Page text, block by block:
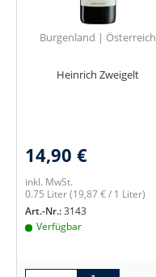
Burgenland | Österreich
Heinrich Zweigelt
14,90 €
inkl. MwSt.
0.75 Liter(19,87 € / 1 Liter)
Art.-Nr.:3143
Verfügbar